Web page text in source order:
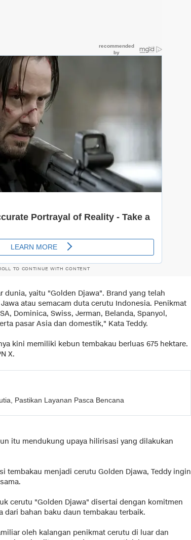
TO CONTINUE WITH CONTENT
dunia, yaitu "Golden Djawa". Brand yang telah
atau semacam duta cerutu Indonesia. Penikmat
Dominica, Swiss, Jerman, Belanda, Spanyol,
pasar Asia dan domestik," Kata Teddy.
kini memiliki kebun tembakau berluas 675 hektare.
X.
Pastikan Layanan Pasca Bencana
itu mendukung upaya hilirisasi yang dilakukan
tembakau menjadi cerutu Golden Djawa, Teddy ingin
cerutu "Golden Djawa" disertai dengan komitmen
dari bahan baku daun tembakau terbaik.
oleh kalangan penikmat cerutu di luar dan